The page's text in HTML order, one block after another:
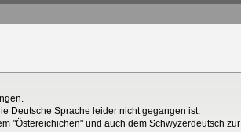
Deutsche Sprache leider nicht gegangen ist.
"Östereichichen" und auch dem Schwyzerdeutsch